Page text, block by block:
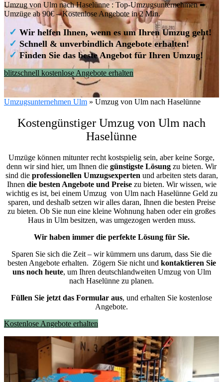
Umzug von Ulm nach Haselünne : Top-Umzugsunternehmen ➨
Umzüge ab 90€ – Kostenlose Angebote in 2 Min.
✓ Wir helfen Ihnen, wenn es um Ihren Umzug geht!
✓ Schnell & unverbindlich Angebote erhalten!
✓ Finden Sie das beste Angebot für Ihren Umzug!
blitzschnell kostenlose Angebote erhalten
Umzugsunternehmen Ulm » Umzug von Ulm nach Haselünne
Kostengünstiger Umzug von Ulm nach
Haselünne
Umzüge können mitunter recht kostspielig sein, aber keine Sorge,
denn wir sind hier, um Ihnen die günstigste Lösung zu bieten. Wir
sind die professionellen Umzugsexperten und arbeiten stets daran,
Ihnen die besten Angebote und Preisezu bieten. Wir wissen, wie
wichtig es ist, bei einem Umzug von Ulm nach Haselünne Geld zu
sparen, und deshalb setzen wir alles daran, Ihnen die besten Preise
zu bieten. Ob Sie nun eine kleine Wohnung haben oder ein großes
Haus in Ulm besitzen, was umgezogen werden muss.
Wir haben immer die perfekte Lösung für Sie.
Sparen Sie sich die Zeit – wir kümmern uns darum, dass Sie die
besten Angebote erhalten. Zögern Sie nicht und kontaktieren Sie
uns noch heute, um Ihren deutschlandweiten Umzug von Ulm
nach Haselünne zu planen.
Füllen Sie jetzt das Formular aus, und erhalten Sie kostenlose
Angebote.
Kostenlose Angebote erhalten